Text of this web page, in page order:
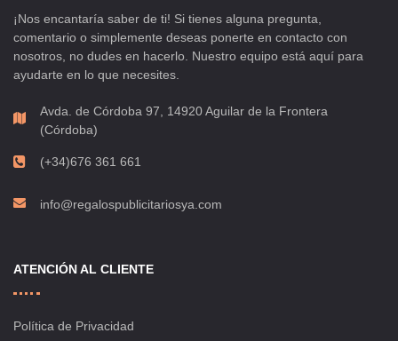
¡Nos encantaría saber de ti! Si tienes alguna pregunta,
comentario o simplemente deseas ponerte en contacto con
nosotros, no dudes en hacerlo. Nuestro equipo está aquí para
ayudarte en lo que necesites.
Avda. de Córdoba 97, 14920 Aguilar de la Frontera
(Córdoba)
(+34)676 361 661
info@regalospublicitariosya.com
ATENCIÓN AL CLIENTE
Política de Privacidad